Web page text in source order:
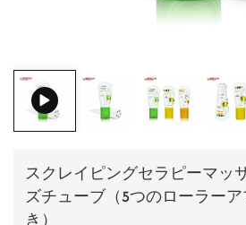
スクレイピングセラピーマッ
ズチューブ（5つのローラー
き）